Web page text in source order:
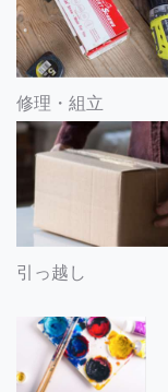
修理・組立
引っ越し